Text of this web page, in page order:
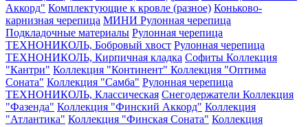
Аккорд" Комплектующие к кровле (разное) Коньково-
карнизная черепица МИНИ Рулонная черепица
Подкладочные материалы Рулонная черепица
ТЕХНОНИКОЛЬ, Бобровый хвост Рулонная черепица
ТЕХНОНИКОЛЬ, Кирпичная кладка Софиты Коллекция
"Кантри" Коллекция "Континент" Коллекция "Оптима
Соната" Коллекция "Самба" Рулонная черепица
ТЕХНОНИКОЛЬ, Классическая Снегодержатели Коллекция
"Фазенда" Коллекция "Финский Аккорд" Коллекция
"Атлантика" Коллекция "Финская Соната" Коллекция